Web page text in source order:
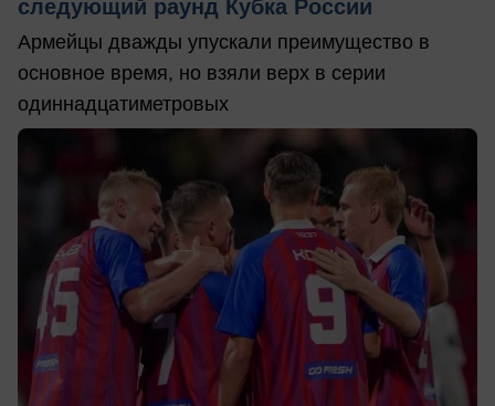
следующий раунд Кубка России
Армейцы дважды упускали преимущество в
основное время, но взяли верх в серии
одиннадцатиметровых